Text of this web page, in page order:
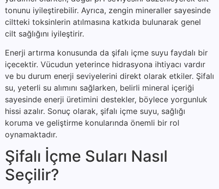
tonunu iyileştirebilir. Ayrıca, zengin mineraller sayesinde
ciltteki toksinlerin atılmasına katkıda bulunarak genel
cilt sağlığını iyileştirir.
Enerji artırma konusunda da şifalı içme suyu faydalı bir
içecektir. Vücudun yeterince hidrasyona ihtiyacı vardır
ve bu durum enerji seviyelerini direkt olarak etkiler. Şifalı
su, yeterli su alımını sağlarken, belirli mineral içeriği
sayesinde enerji üretimini destekler, böylece yorgunluk
hissi azalır. Sonuç olarak, şifalı içme suyu, sağlığı
koruma ve geliştirme konularında önemli bir rol
oynamaktadır.
Şifalı İçme Suları Nasıl
Seçilir?